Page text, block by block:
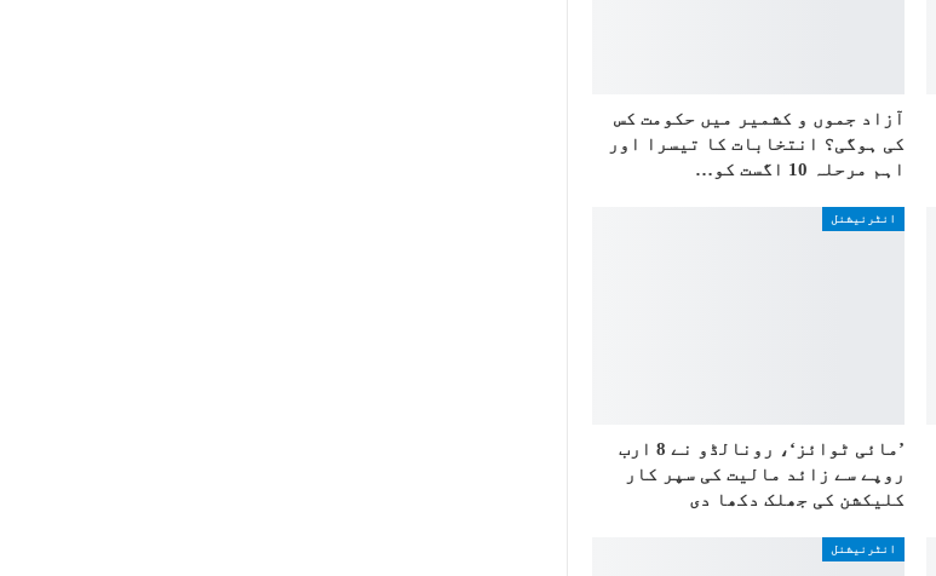
آزاد جموں و کشمیر میں حکومت کس
کی ہوگی؟ انتخابات کا تیسرا اور
اہم مرحلہ 10 اگست کو…
انٹرنیشنل
’مائی ٹوائز‘، رونالڈو نے 8 ارب
روپے سے زائد مالیت کی سپر کار
کلیکشن کی جھلک دکھا دی
انٹرنیشنل